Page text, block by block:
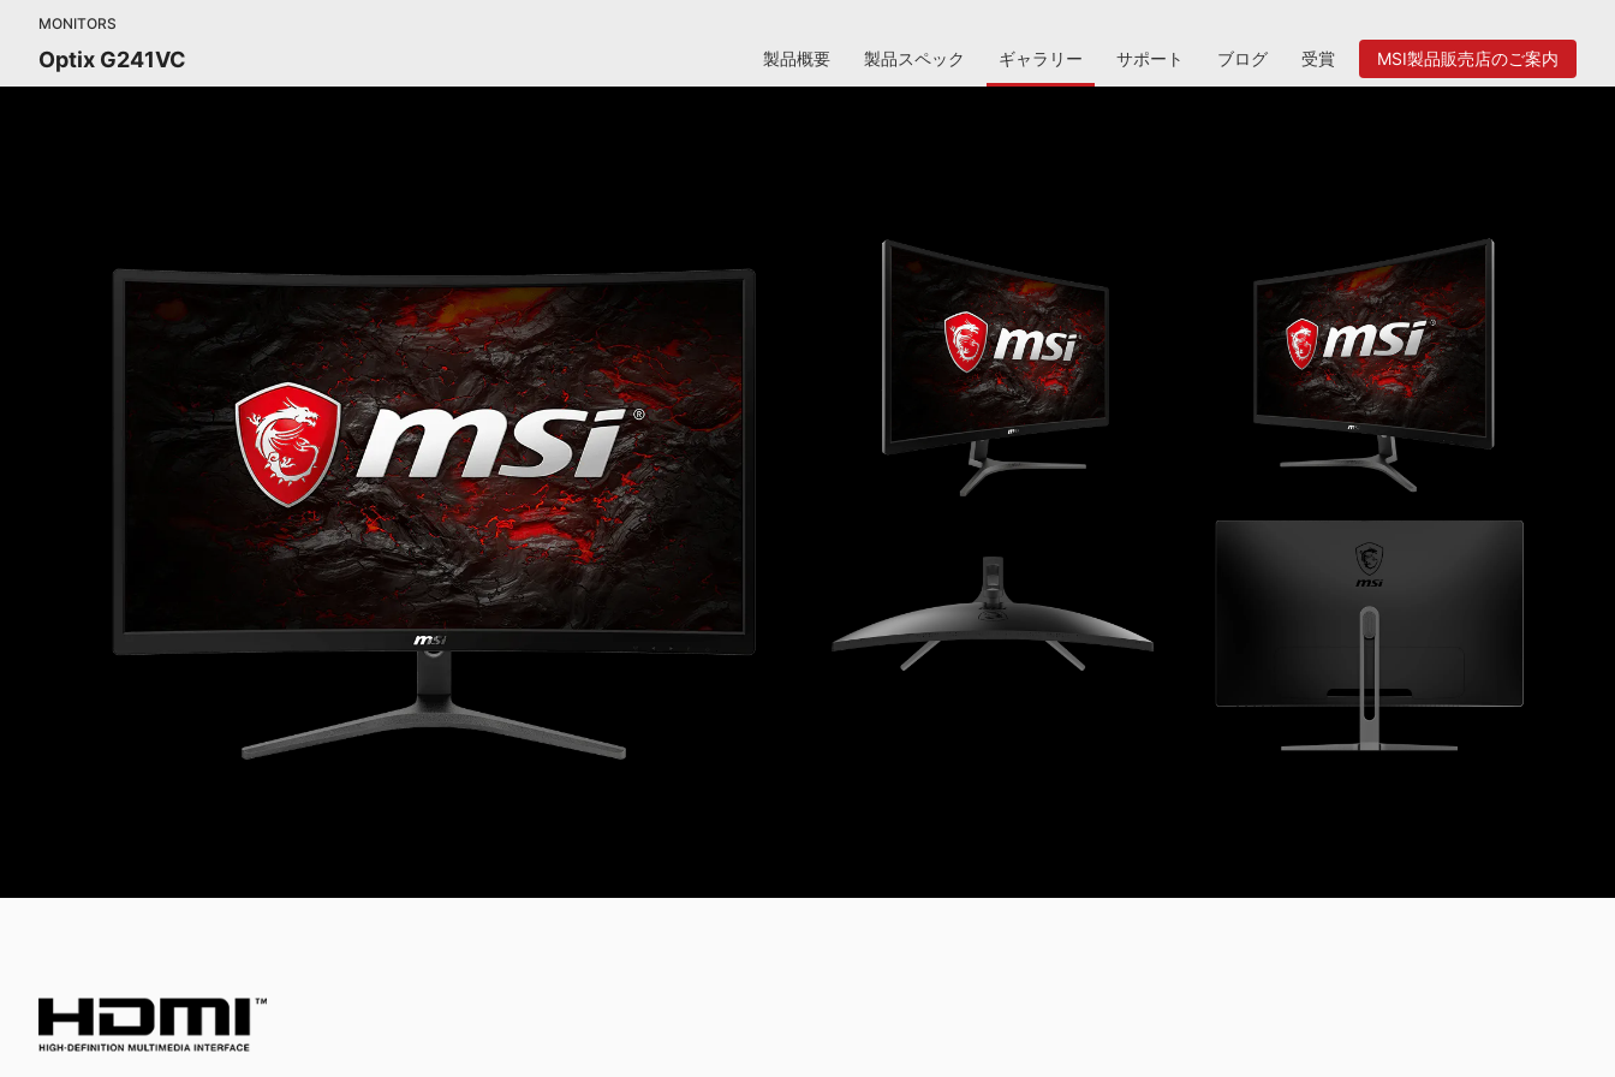
MONITORS
Optix G241VC 製品概要 製品スペック ギャラリー サポート ブログ 受賞 MSI製品販売店のご案内